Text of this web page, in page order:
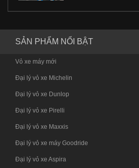
SẢN PHẨM NỔI BẬT
Vỏ xe máy mới
Đại lý vỏ xe Michelin
Đại lý vỏ xe Dunlop
Đại lý vỏ xe Pirelli
Đại lý vỏ xe Maxxis
Đại lý vỏ xe máy Goodride
Đại lý vỏ xe Aspira